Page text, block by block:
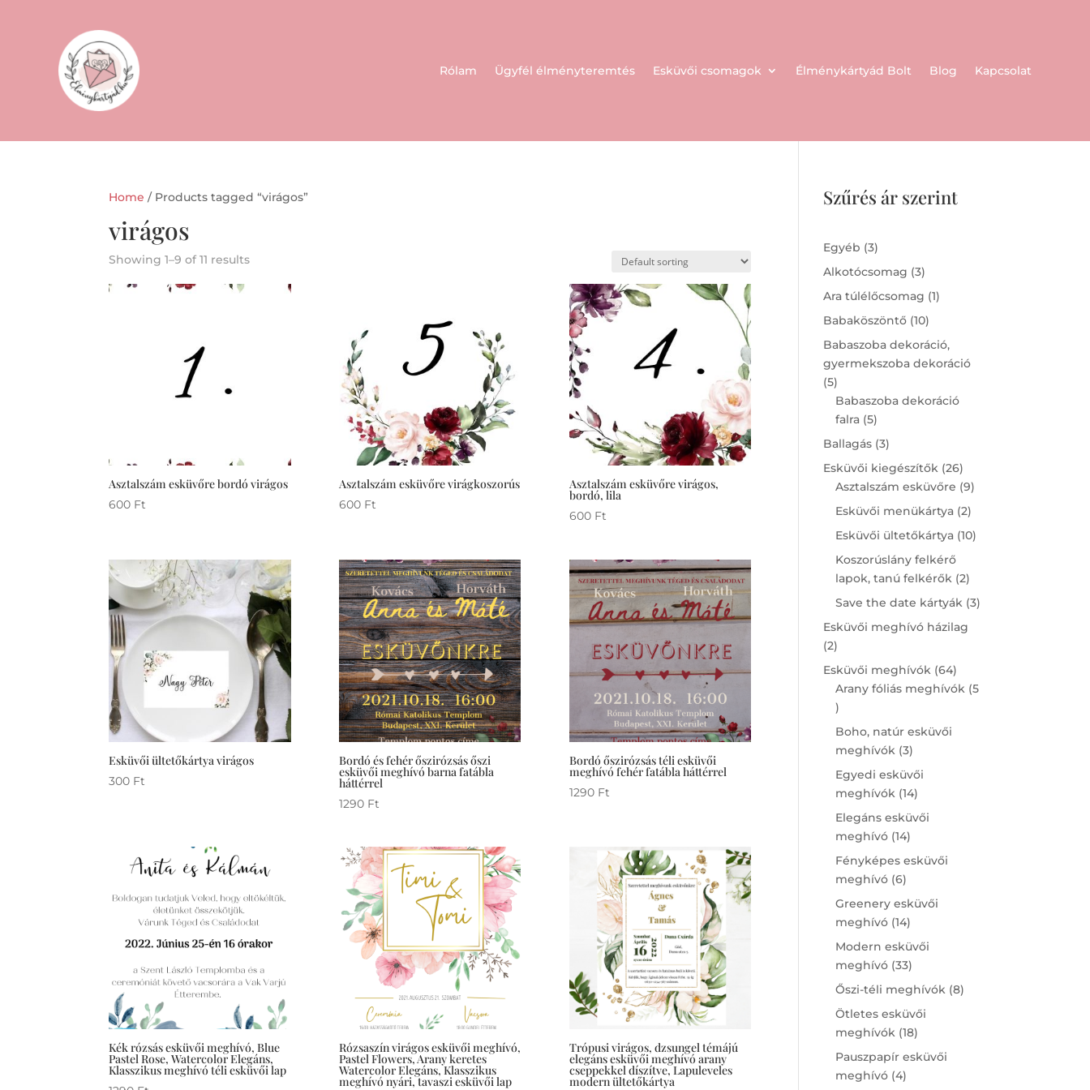
Rólam Ügyfél élményteremtés Esküvői csomagok Élménykártyád Bolt Blog Kapcsolat
Home / Products tagged “virágos”
virágos
Showing 1–9 of 11 results
Asztalszám esküvőre bordó virágos
600 Ft
Asztalszám esküvőre virágkoszorús
600 Ft
Asztalszám esküvőre virágos,
bordó, lila
600 Ft
Esküvői ültetőkártya virágos
300 Ft
Bordó és fehér őszirózsás őszi
esküvői meghívó barna fatábla
háttérrel
1290 Ft
Bordó őszirózsás téli esküvői
meghívó fehér fatábla háttérrel
1290 Ft
Kék rózsás esküvői meghívó, Blue
Pastel Rose, Watercolor Elegáns,
Klasszikus meghívó téli esküvői lap
Rózsaszín virágos esküvői meghívó,
Pastel Flowers, Arany keretes
Watercolor Elegáns, Klasszikus
meghívó nyári, tavaszi esküvői lap
Trópusi virágos, dzsungel témájú
elegáns esküvői meghívó arany
cseppekkel díszítve, Lapuleveles
modern ültetőkártya
Szűrés ár szerint
Egyéb 33
products
Alkotócsomag 33
products
Ara túlélőcsomag 11
Babaköszöntő 1010
products
Babaszoba dekoráció,
gyermekszoba dekoráció
55
products
Babaszoba dekoráció
falra 55
products
Ballagás 33
products
Esküvői kiegészítők 2626
products
Asztalszám esküvőre 99
Esküvői menükártya 22
products
Esküvői ültetőkártya 1010
Koszorúslány felkérő
lapok, tanú felkérők 22
products
Save the date kártyák 33
Esküvői meghívó házilag
22
products
Esküvői meghívók 6464
products
Arany fóliás meghívók 5
5
products
Boho, natúr esküvői
meghívók 33
products
Egyedi esküvői
meghívók 1414
products
Elegáns esküvői
meghívó 1414
products
Fényképes esküvői
meghívó 66
products
Greenery esküvői
meghívó 1414
products
Modern esküvői
meghívó 3333
products
Őszi-téli meghívók 88
Ötletes esküvői
meghívók 1818
products
Pauszpapír esküvői
meghívó 44